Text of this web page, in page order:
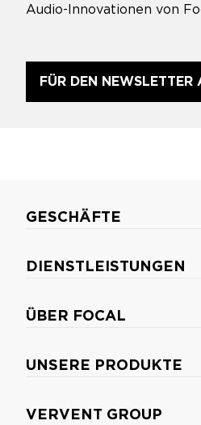
Audio-Innovationen von
FÜR DEN NEWSLETTER
GESCHÄFTE
DIENSTLEISTUNGEN
ÜBER FOCAL
UNSERE PRODUKTE
VERVENT GROUP